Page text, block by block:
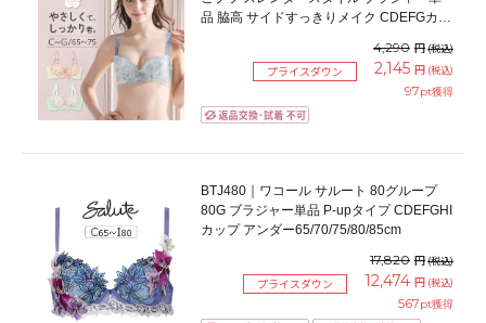
品 脇高 サイドすっきりメイク CDEFGカッ
4,290 円(税込)
プライスダウン 2,145 円 (税込)
97pt獲得
BTJ480｜ワコール サルート 80グループ
80G ブラジャー単品 P-upタイプ CDEFGHI
カップ アンダー65/70/75/80/85cm
17,820 円(税込)
プライスダウン 12,474 円 (税込)
567pt獲得